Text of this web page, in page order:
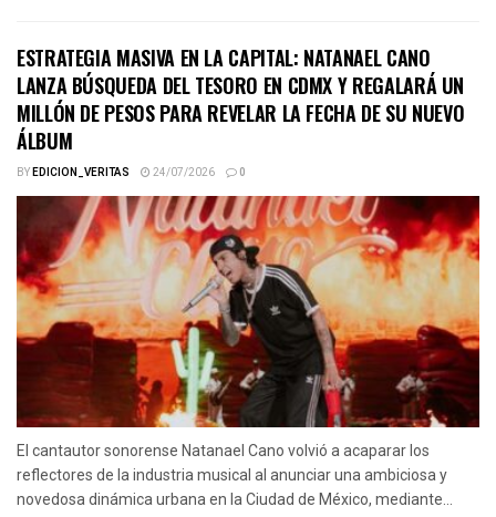
ESTRATEGIA MASIVA EN LA CAPITAL: NATANAEL CANO
LANZA BÚSQUEDA DEL TESORO EN CDMX Y REGALARÁ UN
MILLÓN DE PESOS PARA REVELAR LA FECHA DE SU NUEVO
ÁLBUM
BYEDICION_VERITAS 24/07/2026 0
El cantautor sonorense Natanael Cano volvió a acaparar los
reflectores de la industria musical al anunciar una ambiciosa y
novedosa dinámica urbana en la Ciudad de México, mediante...